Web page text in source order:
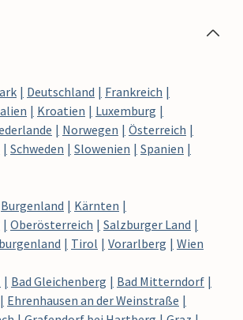
Deutschland
Frankreich
Kroatien
Luxemburg
Norwegen
Österreich
Schweden Slowenien
Spanien
Burgenland
Kärnten
Oberösterreich
Salzburger Land
Tirol Vorarlberg
Wien
Bad Gleichenberg
Bad Mitterndorf
Ehrenhausen an der Weinstraße